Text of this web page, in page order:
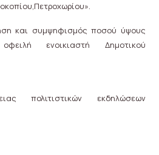
και συμψηφισμός ποσού ύψους
ενοικιαστή Δημοτικού
πολιτιστικών εκδηλώσεων